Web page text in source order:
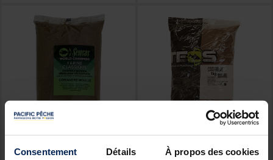
Consentement Détails À propos des cookies
SENSAS